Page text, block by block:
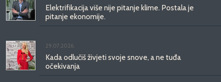
Elektrifikacija više nije pitanje klime. Postala je
pitanje ekonomije.
29.07.2026.
Kada odlučiš živjeti svoje snove, a ne tuđa
očekivanja